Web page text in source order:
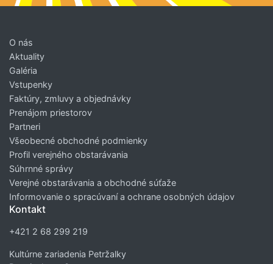
O nás
Aktuality
Galéria
Vstupenky
Faktúry, zmluvy a objednávky
Prenájom priestorov
Partneri
Všeobecné obchodné podmienky
Profil verejného obstarávania
Súhrnné správy
Verejné obstarávania a obchodné súťaže
Informovanie o spracúvaní a ochrane osobných údajov
Kontakt
+421 2 68 299 219
Kultúrne zariadenia Petržalky